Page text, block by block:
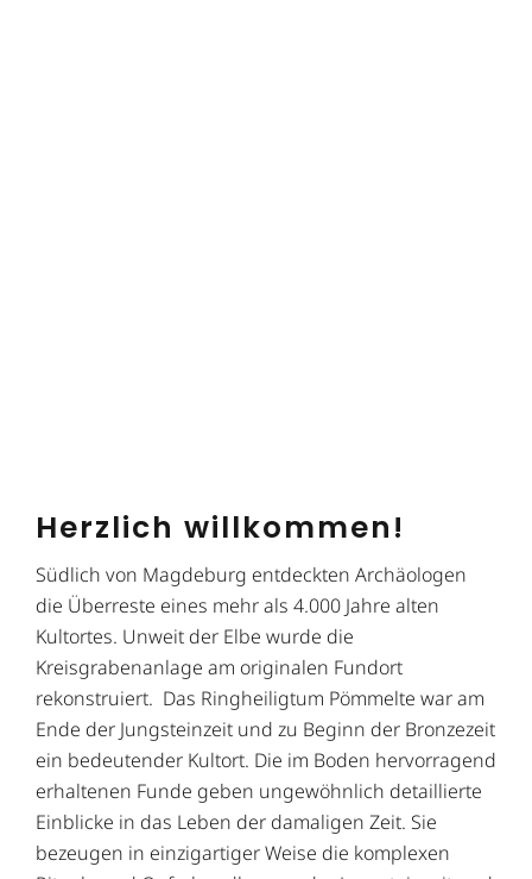
Herzlich willkommen!
Südlich von Magdeburg entdeckten Archäologen
die Überreste eines mehr als 4.000 Jahre alten
Kultortes. Unweit der Elbe wurde die
Kreisgrabenanlage am originalen Fundort
rekonstruiert. Das Ringheiligtum Pömmelte war am
Ende der Jungsteinzeit und zu Beginn der Bronzezeit
ein bedeutender Kultort. Die im Boden hervorragend
erhaltenen Funde geben ungewöhnlich detaillierte
Einblicke in das Leben der damaligen Zeit. Sie
bezeugen in einzigartiger Weise die komplexen